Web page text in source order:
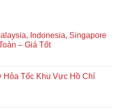
Indonesia, Singapore
– Giá Tốt
Hỏa Tốc Khu Vực Hồ Chí